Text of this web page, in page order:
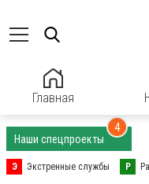
Главная
Наши спецпроекты
4
Э Экстренные службы Р